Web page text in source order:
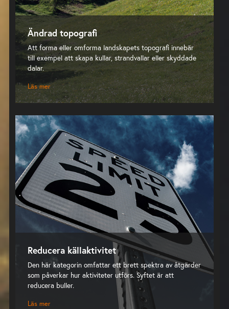
Ändrad topografi
Att forma eller omforma landskapets topografi innebär
till exempel att skapa kullar, strandvallar eller skyddade
dalar.
Läs mer
Reducera källaktivitet
Den här kategorin omfattar ett brett spektra av åtgärder
som påverkar hur aktiviteter utförs. Syftet är att
reducera buller.
Läs mer